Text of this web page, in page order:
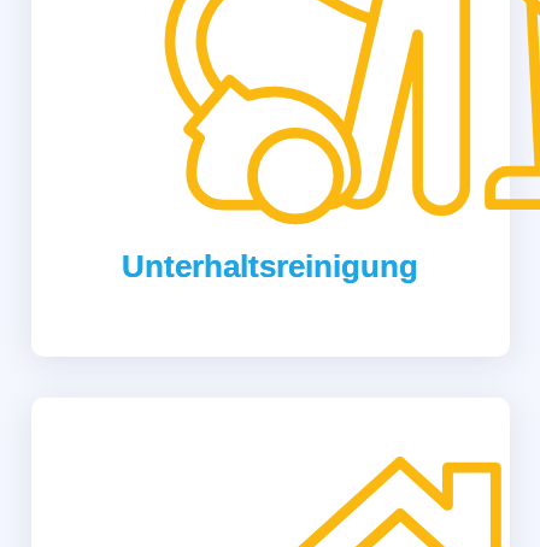
Unterhaltsreinigung